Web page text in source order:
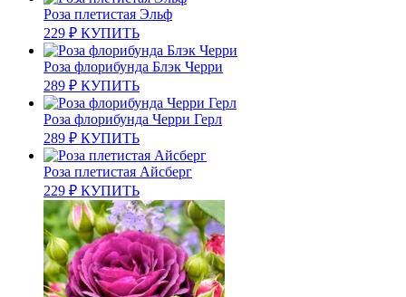
Роза плетистая Эльф
229 ₽ КУПИТЬ
Роза флорибунда Блэк Черри
289 ₽ КУПИТЬ
Роза флорибунда Черри Герл
289 ₽ КУПИТЬ
Роза плетистая Айсберг
229 ₽ КУПИТЬ